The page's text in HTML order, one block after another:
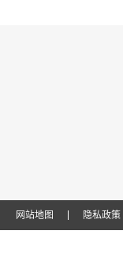
网站地图 隐私政策